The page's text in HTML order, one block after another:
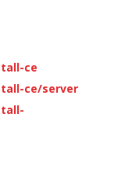
ce
ce/server